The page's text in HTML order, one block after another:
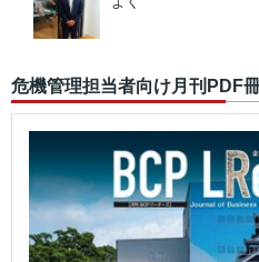
危機管理担当者向け月刊PDF